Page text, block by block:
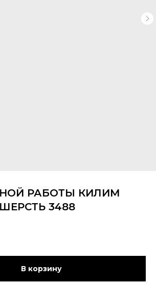
РАБОТЫ КИЛИМ
3488
В корзину